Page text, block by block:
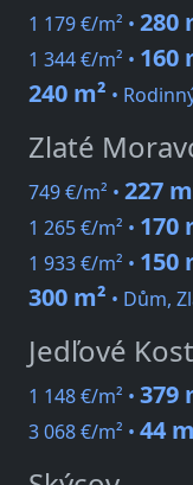
1 179 €/m² • 280
1 344 €/m² • 160
240 m² •
Zlaté
749 €/m² • 227
1 265 €/m² • 170
1 933 €/m² • 150
300 m² • Dům,
Jedľové
1 148 €/m² • 379
3 068 €/m² • 44